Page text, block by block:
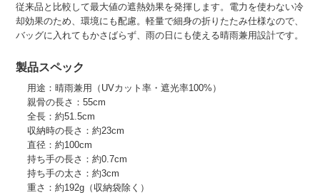
従来品と比較して最大値の遮熱効果を発揮します。電力を使わない冷
却効果のため、環境にも配慮。軽量で細身の折りたたみ仕様なので、
バッグに入れてもかさばらず、雨の日にも使える晴雨兼用設計です。
製品スペック
用途：晴雨兼用（UVカット率・遮光率100%）
親骨の長さ：55cm
全長：約51.5cm
収納時の長さ：約23cm
直径：約100cm
持ち手の長さ：約0.7cm
持ち手の太さ：約3cm
重さ：約192g（収納袋除く）